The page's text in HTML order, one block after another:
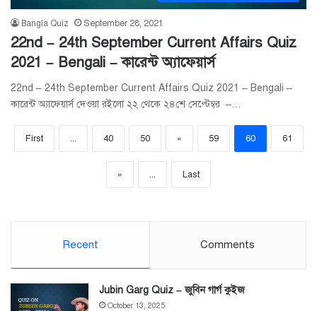
Bangla Quiz September 28, 2021
22nd – 24th September Current Affairs Quiz
2021 – Bengali – কারেন্ট অ্যাফেয়ার্স
22nd – 24th September Current Affairs Quiz 2021 – Bengali –
কারেন্ট অ্যাফেয়ার্স দেওয়া রইলো ২২ থেকে ২৪শে সেপ্টেম্বর –…
First ... 40 50 « 59 60 61
» ... Last
Recent Comments
Jubin Garg Quiz – জুবিন গার্গ কুইজ
October 13, 2025